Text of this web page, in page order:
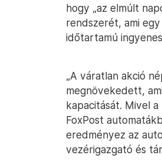
hogy „az elmúlt
rendszerét, ami
időtartamú
„A váratlan akció
megnövekedett,
kapacitását. Mivel
FoxPost
eredményez az
vezérigazgató és